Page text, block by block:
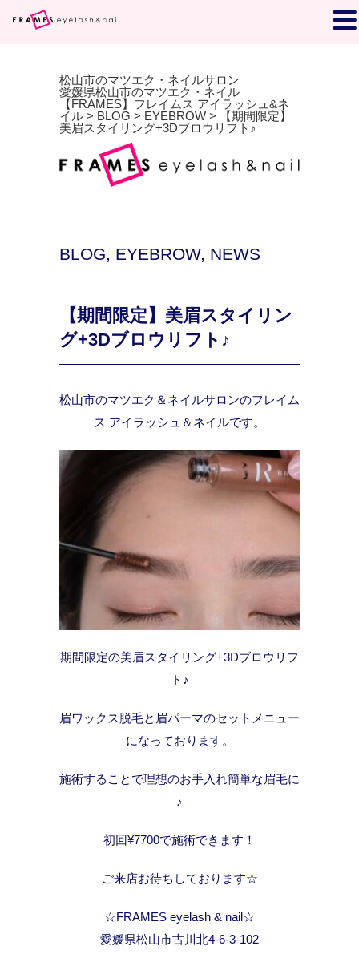
松山市のマツエク・ネイルサロン
愛媛県松山市のマツエク・ネイル
【FRAMES】フレイムス アイラッシュ&ネ
イル > BLOG > EYEBROW >
【期間限定】
美眉スタイリング+3Dブロウリフト♪
BLOG, EYEBROW, NEWS
【期間限定】美眉スタイリン
グ+3Dブロウリフト♪
松山市のマツエク＆ネイルサロンのフレイム
ス アイラッシュ＆ネイルです。
期間限定の美眉スタイリング+3Dブロウリフ
ト♪
眉ワックス脱毛と眉パーマのセットメニュー
になっております。
施術することで理想のお手入れ簡単な眉毛に
♪
初回¥7700で施術できます！
ご来店お待ちしております☆
☆FRAMES eyelash & nail☆
愛媛県松山市古川北4-6-3-102